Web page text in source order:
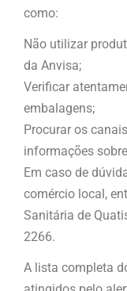
como:
Não utilizar
da Anvisa;
Verificar
embalagens;
Procurar os
informações
Em caso de
comércio local,
Sanitária de
2266.
A lista completa